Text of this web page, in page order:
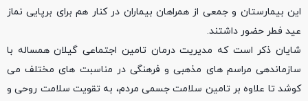
این بیمارستان و جمعی از همراهان بیماران در کنار هم برای برپایی نماز
عید فطر حضور داشتند.
شایان ذکر است که مدیریت درمان تامین اجتماعی گیلان همساله با
سازماندهی مراسم های مذهبی و فرهنگی در مناسبت های مختلف می
کوشد تا علاوه بر تامین سلامت جسمی مردم، به تقویت سلامت روحی و